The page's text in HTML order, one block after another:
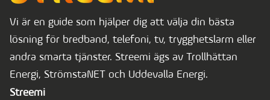
Vi är en guide som hjälper dig att välja din bästa
lösning för bredband, telefoni, tv, trygghetslarm eller
andra smarta tjänster. Streemi ägs av Trollhättan
Energi, StrömstaNET och Uddevalla Energi.
Streemi